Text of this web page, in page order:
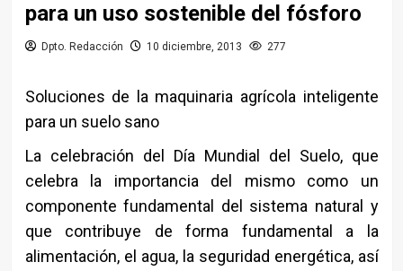
para un uso sostenible del fósforo
Dpto. Redacción 10 diciembre, 2013 277
Soluciones de la maquinaria agrícola inteligente
para un suelo sano
La celebración del Día Mundial del Suelo, que
celebra la importancia del mismo como un
componente fundamental del sistema natural y
que contribuye de forma fundamental a la
alimentación, el agua, la seguridad energética, así